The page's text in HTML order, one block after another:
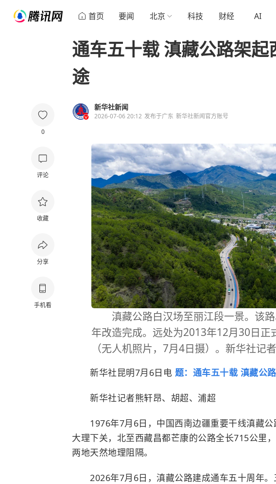
首页 要闻 北京 科技 财经 AI
0
评论
收藏
分享
手机看
通车五十载 滇藏公路架
途
新华社新闻
2026-07-06 20:12 发布于广东 新华社新闻官方账号
滇藏公路白汉场至丽江段一景。该路
年改造完成。远处为2013年12月30日正
（无人机照片，7月4日摄）。新华社记
新华社昆明7月6日电 题：通车五十载 滇藏公
新华社记者熊轩昂、胡超、浦超
1976年7月6日，中国西南边疆重要干线滇藏公
大理下关，北至西藏昌都芒康的公路全长715公里
两地天然地理阻隔。
2026年7月6日，滇藏公路建成通车五十周年。